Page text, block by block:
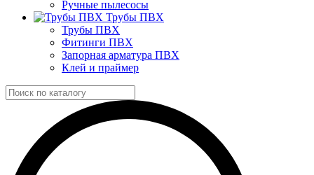
Ручные пылесосы
Трубы ПВХ
Трубы ПВХ
Фитинги ПВХ
Запорная арматура ПВХ
Клей и праймер